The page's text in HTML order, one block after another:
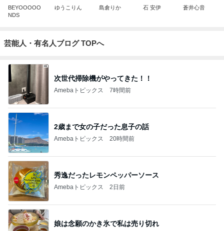
BEYOOOOO
NDS
ゆうこりん 島倉りか 石 安伊 蒼井心音
芸能人・有名人ブログ TOPへ
次世代掃除機がやってきた！！
Amebaトピックス 7時間前
2歳まで女の子だった息子の話
Amebaトピックス 20時間前
秀逸だったレモンペッパーソース
Amebaトピックス 2日前
娘は念願のかき氷で私は売り切れ